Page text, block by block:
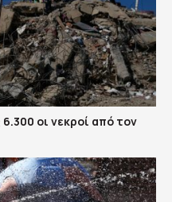
οι νεκροί από τον